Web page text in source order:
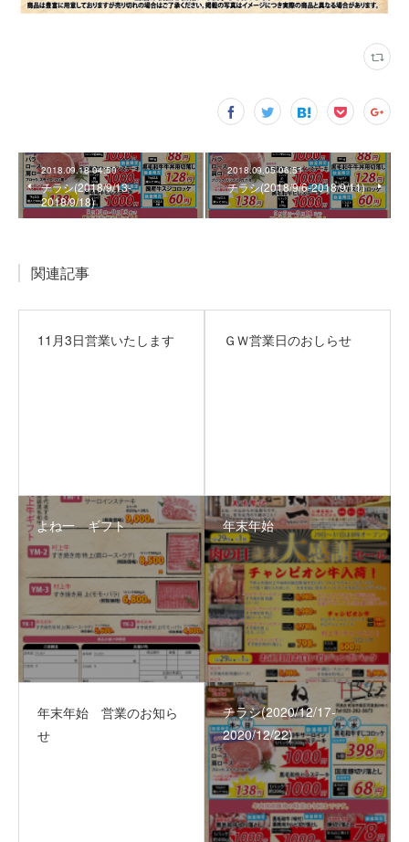
2018.09.18 04:50
チラシ(2018/9/13‐
2018/9/18)
2018.09.05 06:51
チラシ(2018/9/6‐2018/9/11)
関連記事
11月3日営業いたします ＧＷ営業日のおしらせ
よね一 ギフト 年末年始
年末年始 営業のお知ら
せ
チラシ(2020/12/17‐
2020/12/22)